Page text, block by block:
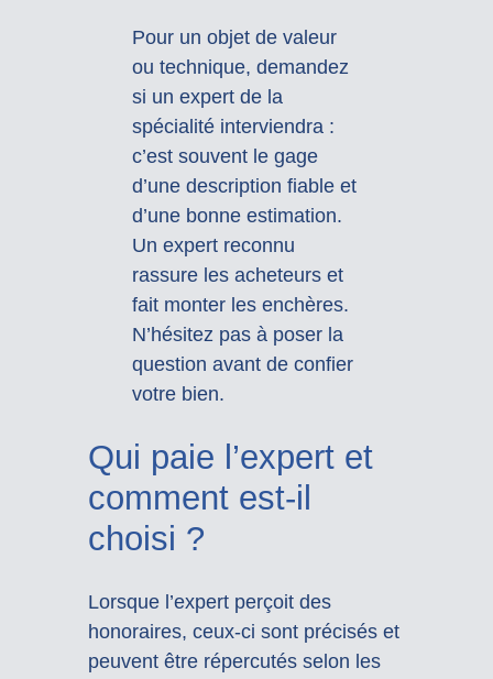
Pour un objet de valeur
ou technique, demandez
si un expert de la
spécialité interviendra :
c’est souvent le gage
d’une description fiable et
d’une bonne estimation.
Un expert reconnu
rassure les acheteurs et
fait monter les enchères.
N’hésitez pas à poser la
question avant de confier
votre bien.
Qui paie l’expert et
comment est-il
choisi ?
Lorsque l’expert perçoit des
honoraires, ceux-ci sont précisés et
peuvent être répercutés selon les